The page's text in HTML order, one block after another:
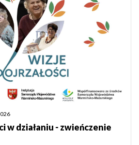
w działaniu - zwieńczenie